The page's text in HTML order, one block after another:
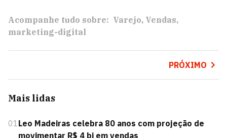
Acompanhe tudo sobre: Varejo Vendas
marketing-digital
PRÓXIMO
Mais lidas
01Leo Madeiras celebra 80 anos com projeção de
movimentar R$ 4 bi em vendas